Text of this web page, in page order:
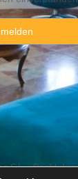
S.L. ·